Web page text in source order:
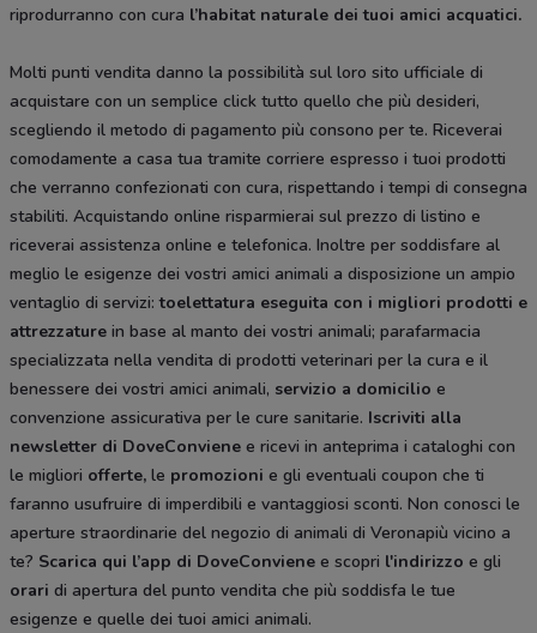
riprodurranno con cura l’habitat naturale dei tuoi amici acquatici.
Molti punti vendita danno la possibilità sul loro sito ufficiale di
acquistare con un semplice click tutto quello che più desideri,
scegliendo il metodo di pagamento più consono per te. Riceverai
comodamente a casa tua tramite corriere espresso i tuoi prodotti
che verranno confezionati con cura, rispettando i tempi di consegna
stabiliti. Acquistando online risparmierai sul prezzo di listino e
riceverai assistenza online e telefonica. Inoltre per soddisfare al
meglio le esigenze dei vostri amici animali a disposizione un ampio
ventaglio di servizi:toelettatura eseguita con i migliori prodotti e
attrezzature in base al manto dei vostri animali; parafarmacia
specializzata nella vendita di prodotti veterinari per la cura e il
benessere dei vostri amici animali, servizio a domicilio e
convenzione assicurativa per le cure sanitarie. Iscriviti alla
newsletter di DoveConviene e ricevi in anteprima i cataloghi con
le migliori offerte, le promozioni e gli eventuali coupon che ti
faranno usufruire di imperdibili e vantaggiosi sconti. Non conosci le
aperture straordinarie del negozio di animali di Veronapiù vicino a
te? Scarica qui l’app di DoveConviene e scopri l'indirizzo e gli
orari di apertura del punto vendita che più soddisfa le tue
esigenze e quelle dei tuoi amici animali.